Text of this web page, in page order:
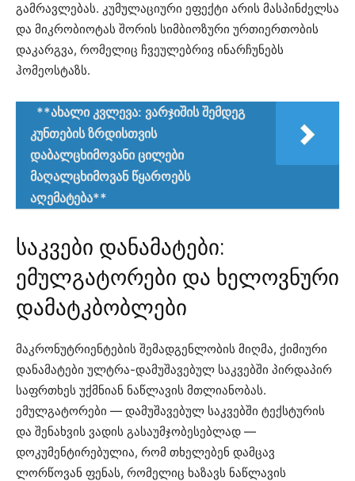
გამრავლებას. კუმულაციური ეფექტი არის მასპინძელსა
და მიკრობიოტას შორის სიმბიოზური ურთიერთობის
დაკარგვა, რომელიც ჩვეულებრივ ინარჩუნებს
ჰომეოსტაზს.
**ახალი კვლევა: ვარჯიშის შემდეგ
კუნთების ზრდისთვის
დაბალცხიმოვანი ცილები
მაღალცხიმოვან წყაროებს
აღემატება**
საკვები დანამატები:
ემულგატორები და ხელოვნური
დამატკბობლები
მაკრონუტრიენტების შემადგენლობის მიღმა, ქიმიური
დანამატები ულტრა-დამუშავებულ საკვებში პირდაპირ
საფრთხეს უქმნიან ნაწლავის მთლიანობას.
ემულგატორები — დამუშავებულ საკვებში ტექსტურის
და შენახვის ვადის გასაუმჯობესებლად —
დოკუმენტირებულია, რომ თხელებენ დამცავ
ლორწოვან ფენას, რომელიც ხაზავს ნაწლავის